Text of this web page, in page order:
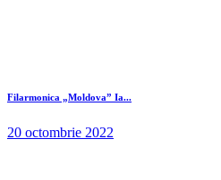
Filarmonica „Moldova” Ia...
20 octombrie 2022